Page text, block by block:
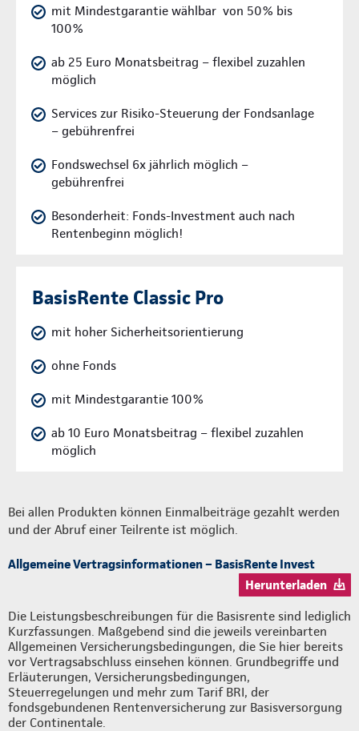
mit Mindestgarantie wählbar von 50% bis
100%
ab 25 Euro Monatsbeitrag – flexibel zuzahlen
möglich
Services zur Risiko-Steuerung der Fondsanlage
– gebührenfrei
Fondswechsel 6x jährlich möglich –
gebührenfrei
Besonderheit: Fonds-Investment auch nach
Rentenbeginn möglich!
BasisRente Classic Pro
mit hoher Sicherheitsorientierung
ohne Fonds
mit Mindestgarantie 100%
ab 10 Euro Monatsbeitrag – flexibel zuzahlen
möglich
Bei allen Produkten können Einmalbeiträge gezahlt werden
und der Abruf einer Teilrente ist möglich.
Allgemeine Vertragsinformationen – BasisRente Invest
Herunterladen
Die Leistungsbeschreibungen für die Basisrente sind lediglich
Kurzfassungen. Maßgebend sind die jeweils vereinbarten
Allgemeinen Versicherungsbedingungen, die Sie hier bereits
vor Vertragsabschluss einsehen können. Grundbegriffe und
Erläuterungen, Versicherungsbedingungen,
Steuerregelungen und mehr zum Tarif BRI, der
fondsgebundenen Rentenversicherung zur Basisversorgung
der Continentale.